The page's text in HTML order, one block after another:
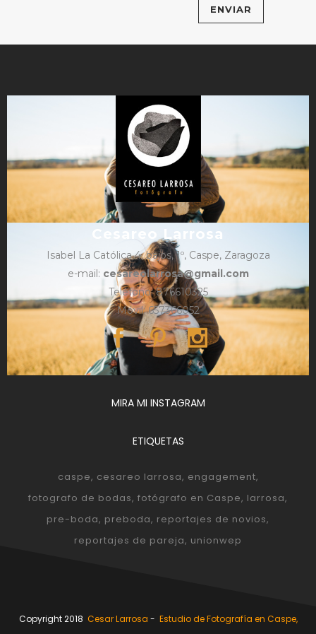
Cesareo Larrosa
Isabel La Católica 4, bajos, 1º, Caspe, Zaragoza
e-mail: cesareolarrosa@gmail.com
Teléfono: 876610325
Móvil: 657366052
MIRA MI INSTAGRAM
ETIQUETAS
caspe cesareo larrosa engagement
fotografo de bodas fotógrafo en Caspe larrosa
pre-boda preboda reportajes de novios
reportajes de pareja unionwep
Copyright 2018 Cesar Larrosa - Estudio de Fotografía en Caspe,